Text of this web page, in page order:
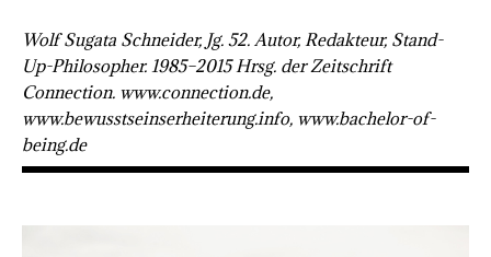
Wolf Sugata Schneider, Jg. 52. Autor, Redakteur, Stand-
Up-Philosopher. 1985–2015 Hrsg. der Zeitschrift
Connection. www.connection.de,
www.bewusstseinserheiterung.info, www.bachelor-of-
being.de